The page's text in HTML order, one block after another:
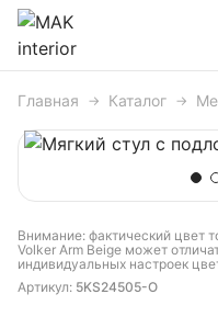
Главная Каталог
Внимание: фактический цвет
Volker Arm Beige может
индивидуальных настроек
Артикул: 5KS24505-O